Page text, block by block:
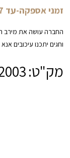
זמני אספקה-עד 7 ימי עסקים
וחגים יתכנו עיכובים
מק"ט: